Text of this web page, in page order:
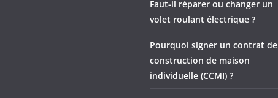
Faut-il réparer ou changer un
volet roulant électrique ?
Pourquoi signer un contrat de
construction de maison
individuelle (CCMI) ?